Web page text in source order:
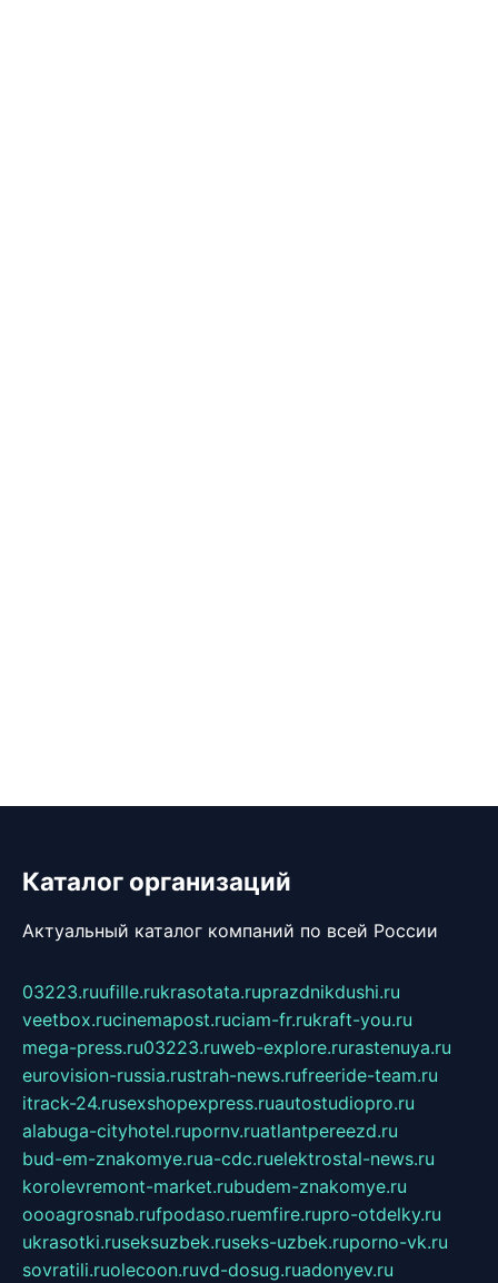
Каталог организаций
Актуальный каталог компаний по всей России
03223.ruufille.rukrasotata.ruprazdnikdushi.ru
veetbox.rucinemapost.ruciam-fr.rukraft-you.ru
mega-press.ru03223.ruweb-explore.rurastenuya.ru
eurovision-russia.rustrah-news.rufreeride-team.ru
itrack-24.rusexshopexpress.ruautostudiopro.ru
alabuga-cityhotel.rupornv.ruatlantpereezd.ru
bud-em-znakomye.rua-cdc.ruelektrostal-news.ru
korolevremont-market.rubudem-znakomye.ru
oooagrosnab.rufpodaso.ruemfire.rupro-otdelky.ru
ukrasotki.ruseksuzbek.ruseks-uzbek.ruporno-vk.ru
sovratili.ruolecoon.ruvd-dosug.ruadonyev.ru